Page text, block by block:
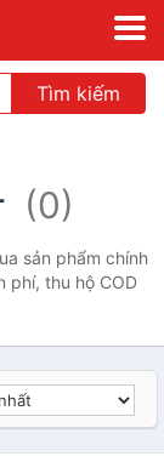
Tìm kiếm
(0)
sản phẩm chính
phí, thu hộ COD